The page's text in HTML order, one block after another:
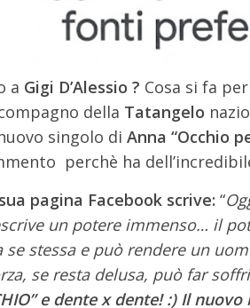
a Gigi D’Alessio ? Cosa si fa
della Tatangelo
singolo di Anna “Occhio
perchè ha
pagina Facebook scrive: “
un potere immenso… il
se stessa e può rendere un
se resta delusa, può far
e dente x dente! :) Il